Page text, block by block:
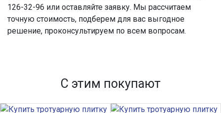
126-32-96 или оставляйте заявку. Мы рассчитаем
точную стоимость, подберем для вас выгодное
решение, проконсультируем по всем вопросам.
С этим покупают